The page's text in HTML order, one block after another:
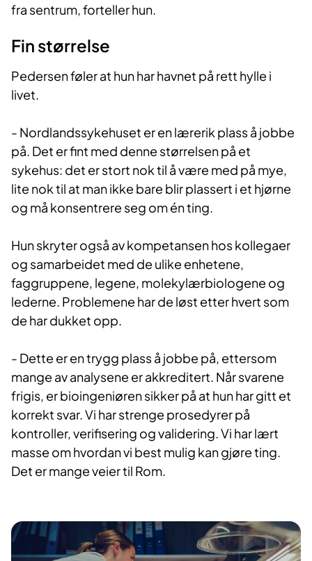
fra sentrum, forteller hun.
Fin størrelse
Pedersen føler at hun har havnet på rett hylle i
livet.
- Nordlandssykehuset er en lærerik plass å jobbe
på. Det er fint med denne størrelsen på et
sykehus: det er stort nok til å være med på mye,
lite nok til at man ikke bare blir plassert i et hjørne
og må konsentrere seg om én ting.
Hun skryter også av kompetansen hos kollegaer
og samarbeidet med de ulike enhetene,
faggruppene, legene, molekylærbiologene og
lederne. Problemene har de løst etter hvert som
de har dukket opp.
- Dette er en trygg plass å jobbe på, ettersom
mange av analysene er akkreditert. Når svarene
frigis, er bioingeniøren sikker på at hun har gitt et
korrekt svar. Vi har strenge prosedyrer på
kontroller, verifisering og validering. Vi har lært
masse om hvordan vi best mulig kan gjøre ting.
Det er mange veier til Rom.